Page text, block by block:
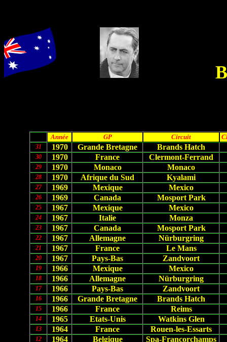
Année GP Circuit
31 1970 Grande Bretagne Brands Hatch
30 1970 France Clermont-Ferrand
29 1970 Monaco Monaco
28 1970 Afrique du Sud Kyalami
27 1969 Mexique Mexico
26 1969 Canada Mosport Park
25 1967 Mexique Mexico
24 1967 Italie Monza
23 1967 Canada Mosport Park
22 1967 Allemagne Nürburgring
21 1967 France Le Mans
20 1967 Pays-Bas Zandvoort
19 1966 Mexique Mexico
18 1966 Allemagne Nürburgring
17 1966 Pays-Bas Zandvoort
16 1966 Grande Bretagne Brands Hatch
15 1966 France Reims
14 1965 Etats-Unis Watkins Glen
13 1964 France Rouen-les-Essarts
12 1964 Belgique Spa-Francorchamps